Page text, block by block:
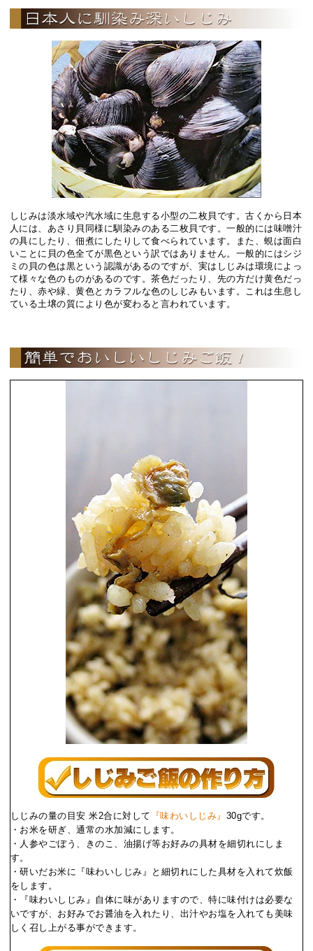
しじみは淡水域や汽水域に生息する小型の二枚貝です。古くから日本
人には、あさり貝同様に馴染みのある二枚貝です。一般的には味噌汁
の具にしたり、佃煮にしたりして食べられています。また、蜆は面白
いことに貝の色全てが黒色という訳ではありません。一般的にはシジ
ミの貝の色は黒という認識があるのですが、実はしじみは環境によっ
て様々な色のものがあるのです。茶色だったり、先の方だけ黄色だっ
たり、赤や緑、黄色とカラフルな色のしじみもいます。これは生息し
ている土壌の質により色が変わると言われています。
しじみの量の目安 米2合に対して 『味わいしじみ』 30gです。
・お米を研ぎ、通常の水加減にします。
・人参やごぼう、きのこ、油揚げ等お好みの具材を細切れにしま
す。
・研いだお米に『味わいしじみ』と細切れにした具材を入れて炊飯
をします。
・『味わいしじみ』自体に味がありますので、特に味付けは必要な
いですが、お好みでお醤油を入れたり、出汁やお塩を入れても美味
しく召し上がる事ができます。